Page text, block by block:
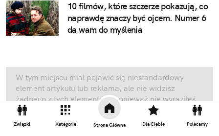
Związki Kategorie Strona Główna Dla Ciebie Polecamy
10 filmów, które szczerze pokazują, co
naprawdę znaczy być ojcem. Numer 6
da wam do myślenia
W tym miejscu miał pojawić się niestandardowy
element artykułu lub reklama, ale nie widzisz
żadnego z tych elementów, ponieważ nie wyraziłeś
zgody. Swoje ustawienia prywatności możesz
zmienić
tutaj .